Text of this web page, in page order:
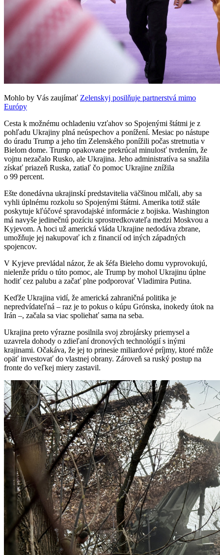
Mohlo by Vás zaujímať Zelenskyj posilňuje partnerstvá mimo
Európy
Cesta k možnému ochladeniu vzťahov so Spojenými štátmi je z
pohľadu Ukrajiny plná neúspechov a ponížení. Mesiac po nástupe
do úradu Trump a jeho tím Zelenského ponížili počas stretnutia v
Bielom dome. Trump opakovane prekrúcal minulosť tvrdením, že
vojnu nezačalo Rusko, ale Ukrajina. Jeho administratíva sa snažila
získať priazeň Ruska, zatiaľ čo pomoc Ukrajine znížila
o 99 percent.
Ešte donedávna ukrajinskí predstavitelia väčšinou mlčali, aby sa
vyhli úplnému rozkolu so Spojenými štátmi. Amerika totiž stále
poskytuje kľúčové spravodajské informácie z bojiska. Washington
má navyše jedinečnú pozíciu sprostredkovateľa medzi Moskvou a
Kyjevom. A hoci už americká vláda Ukrajine nedodáva zbrane,
umožňuje jej nakupovať ich z financií od iných západných
spojencov.
V Kyjeve prevládal názor, že ak šéfa Bieleho domu vyprovokujú,
nielenže prídu o túto pomoc, ale Trump by mohol Ukrajinu úplne
hodiť cez palubu a začať plne podporovať Vladimira Putina.
Keďže Ukrajina vidí, že americká zahraničná politika je
nepredvídateľná – raz je to pokus o kúpu Grónska, inokedy útok na
Irán –, začala sa viac spoliehať sama na seba.
Ukrajina preto výrazne posilnila svoj zbrojársky priemysel a
uzavrela dohody o zdieľaní dronových technológií s inými
krajinami. Očakáva, že jej to prinesie miliardové príjmy, ktoré môže
opäť investovať do vlastnej obrany. Zároveň sa ruský postup na
fronte do veľkej miery zastavil.